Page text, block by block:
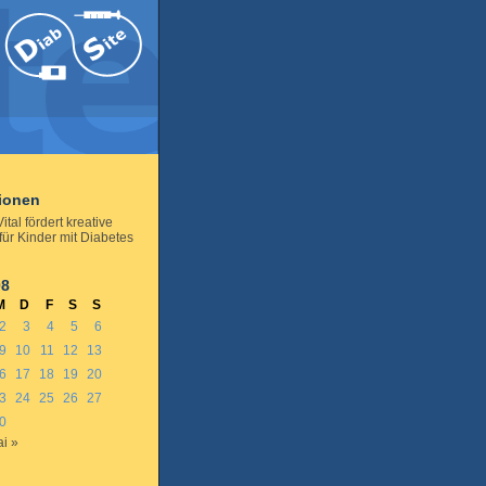
fördert kreative
Kinder mit Diabetes
D F S
S
2 3 4 5
6
9 10 11 12
13
17 18 19
20
24 25 26
27
»